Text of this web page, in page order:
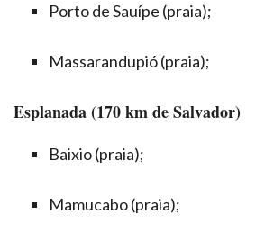
Porto de Sauípe (praia);
Massarandupió (praia);
Esplanada (170 km de Salvador)
Baixio (praia);
Mamucabo (praia);